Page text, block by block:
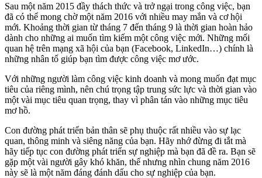
Sau một năm 2015 đầy thách thức và trở ngại trong công việc, bạn
đã có thể mong chờ một năm 2016 với nhiều may mắn và cơ hội
mới. Khoảng thời gian từ tháng 7 đến tháng 9 là thời gian hoàn hảo
dành cho những ai muốn tìm kiếm một công việc mới. Những mối
quan hệ trên mạng xã hội của bạn (Facebook, LinkedIn…) chính là
những nhân tố giúp bạn tìm được công việc mơ ước.
Với những người làm công việc kinh doanh và mong muốn đạt mục
tiêu của riêng mình, nên chú trọng tập trung sức lực và thời gian vào
một vài mục tiêu quan trọng, thay vì phân tán vào những mục tiêu
mơ hồ.
Con đường phát triển bản thân sẽ phụ thuộc rất nhiều vào sự lạc
quan, thông minh và siêng năng của bạn. Hãy nhớ đừng đi tắt mà
hãy tiếp tục con đường phát triển sự nghiệp mà bạn đã đề ra. Bạn sẽ
gặp một vài người gây khó khăn, thế nhưng nhìn chung năm 2016
này sẽ là một năm đáng đánh dấu cho sự nghiệp của bạn.